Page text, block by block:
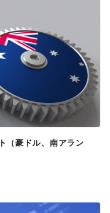
（豪ドル、南アラン